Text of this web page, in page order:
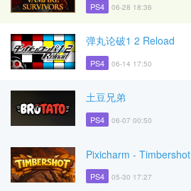
PS4 06-28 18:36
弹丸论破1 2 Reload
PS4 06-14 17:50
土豆兄弟
PS4 06-07 00:50
Pixicharm - Timbershot
PS4 05-30 17:27